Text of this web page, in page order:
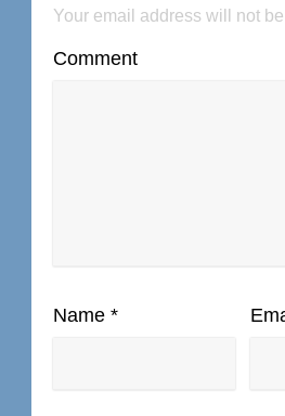
Your email address will not
Comment
Name *